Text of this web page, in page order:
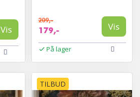
Vis
209,-
179,- Vis
På lager
TILBUD